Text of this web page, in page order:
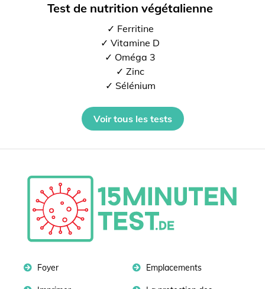
Test de nutrition végétalienne
✓ Ferritine
✓ Vitamine D
✓ Oméga 3
✓ Zinc
✓ Sélénium
Voir tous les tests
Foyer Emplacements